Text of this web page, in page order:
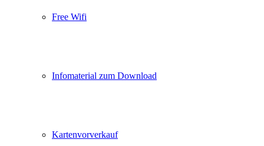
Free Wifi
Infomaterial zum Download
Kartenvorverkauf